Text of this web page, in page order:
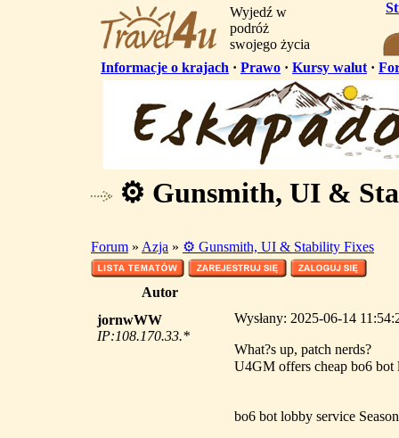
Wyjedź w
podróż
swojego życia
Informacje o krajach · Prawo · Kursy walut ·
⚙️ Gunsmith, UI &
Forum » Azja » ⚙️ Gunsmith, UI & Stability Fixes
Autor
jornwWW
IP:108.170.33.*
Wysłany: 2025-06-14
What?s up, patch nerds?
U4GM offers cheap bo6 bot
bo6 bot lobby service